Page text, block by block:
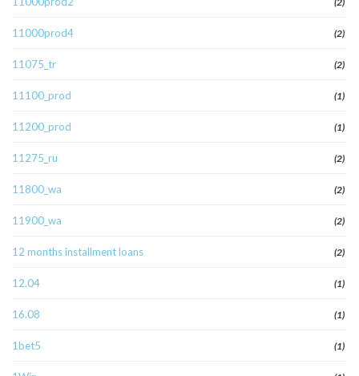
11000prod4 (2)
11075_tr (2)
11100_prod (1)
11200_prod (1)
11275_ru (2)
11800_wa (2)
11900_wa (2)
12 months installment loans (2)
12.04 (1)
16.08 (1)
1bet5 (1)